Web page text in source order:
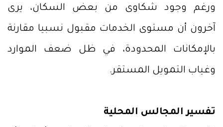
ورغم وجود شكاوى من بعض السكان، يرى
آخرون أن مستوى الخدمات مقبول نسبيا مقارنة
بالإمكانات المحدودة، في ظل ضعف الموارد
وغياب التمويل المستقر.
تفسير المجالس المحلية